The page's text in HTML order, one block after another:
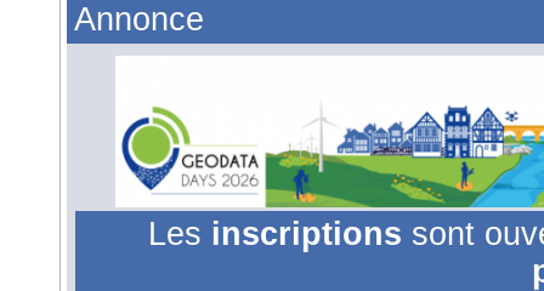
Annonce
Les inscriptions sont